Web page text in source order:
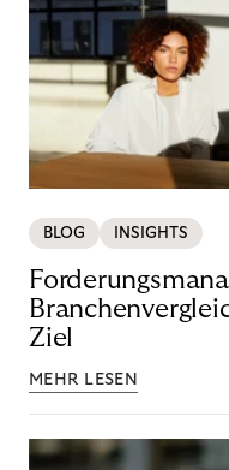
BLOG INSIGHTS
Ziel
MEHR LESEN